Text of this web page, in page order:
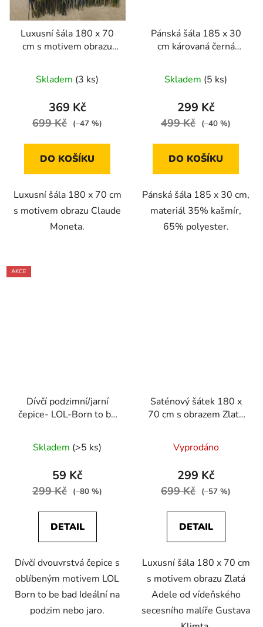
Luxusní šála 180 x 70
cm s motivem obrazu
Skladem (3 ks)
369 Kč
699 Kč (–47 %)
DO KOŠÍKU
Luxusní šála 180 x 70 cm
s motivem obrazu Claude
Moneta.
Pánská šála 185 x 30
cm károvaná černá
Skladem (5 ks)
299 Kč
499 Kč (–40 %)
DO KOŠÍKU
Pánská šála 185 x 30 cm,
materiál 35% kašmír,
65% polyester.
AKCE
Dívčí podzimní/jarní
čepice- LOL-Born to be
Skladem (>5 ks)
59 Kč
299 Kč (–80 %)
DETAIL
Dívčí dvouvrstvá čepice s
oblíbeným motivem LOL
Born to be bad Ideální na
podzim nebo jaro.
Saténový šátek 180 x
70 cm s obrazem Zlatá
Klimta
Vyprodáno
299 Kč
699 Kč (–57 %)
DETAIL
Luxusní šála 180 x 70 cm
s motivem obrazu Zlatá
Adele od vídeňského
secesního malíře Gustava